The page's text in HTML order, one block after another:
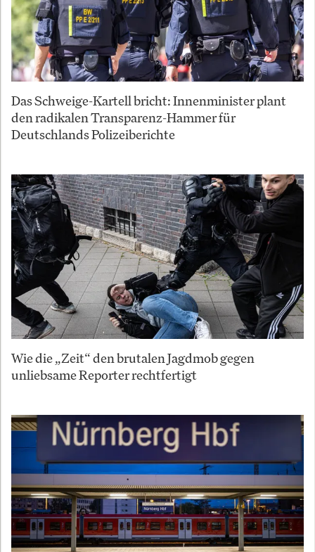
Das Schweige-Kartell bricht: Innenminister plant
den radikalen Transparenz-Hammer für
Deutschlands Polizeiberichte
Wie die „Zeit“ den brutalen Jagdmob gegen
unliebsame Reporter rechtfertigt